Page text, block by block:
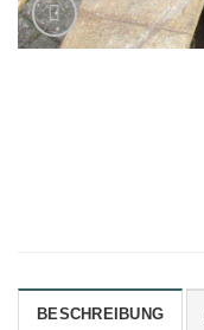
BESCHREIBUNG